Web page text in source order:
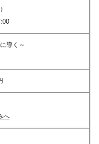
導く～
へ